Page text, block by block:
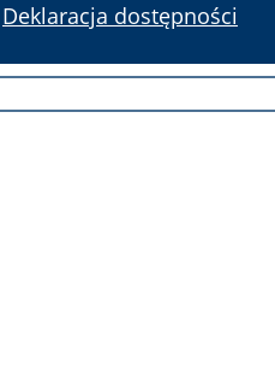
Deklaracja dostępności